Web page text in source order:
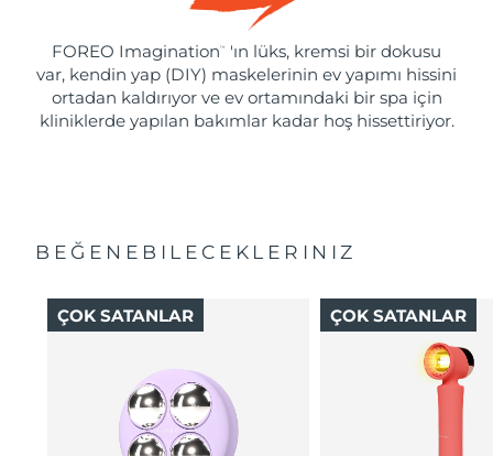
FOREO Imagination ™
'ın lüks, kremsi bir dokusu
var, kendin yap (DIY) maskelerinin ev yapımı hissini
ortadan kaldırıyor ve ev ortamındaki bir spa için
kliniklerde yapılan bakımlar kadar hoş hissettiriyor.
BEĞENEBILECEKLERINIZ
ÇOK SATANLAR ÇOK SATANLAR